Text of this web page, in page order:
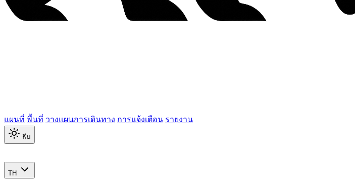
แผนที่ พื้นที่ วางแผนการเดินทาง การแจ้งเตือน รายงาน
ธีม
TH